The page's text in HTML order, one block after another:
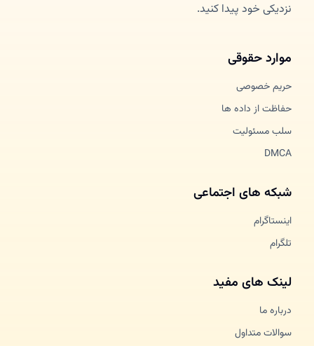
نزدیکی خود پیدا کنید.
موارد حقوقی
حریم خصوصی
حفاظت از داده ها
سلب مسئولیت
DMCA
شبکه های اجتماعی
اینستاگرام
تلگرام
لینک های مفید
درباره ما
سوالات متداول